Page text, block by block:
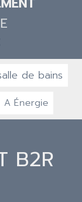
de bains
A Énergie
B2R